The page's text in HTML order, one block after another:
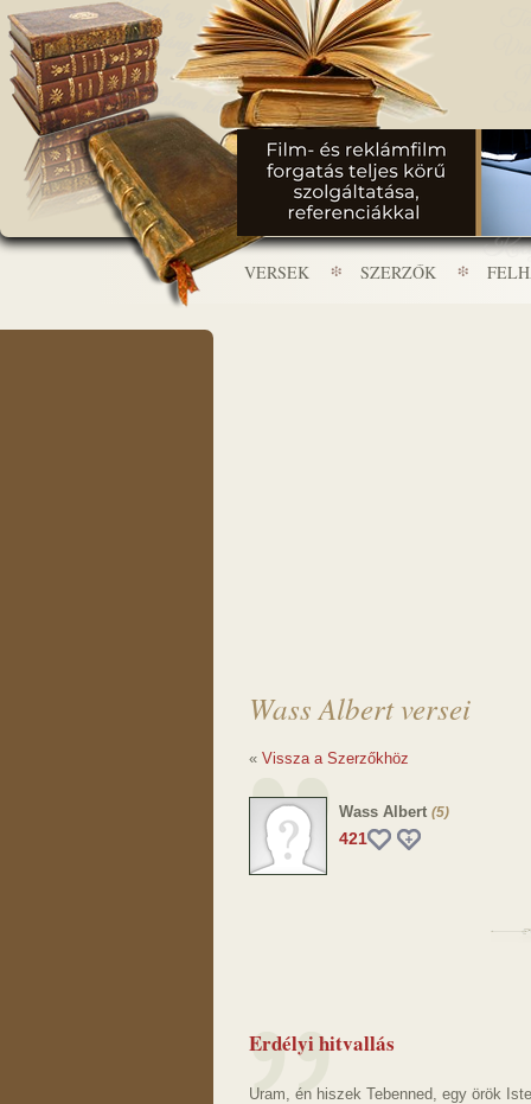
VERSEK SZERZŐK
Wass Albert versei
« Vissza a Szerzőkhöz
Wass Albert (5)
421
Erdélyi hitvallás
Uram, én hiszek Tebenned, egy örök